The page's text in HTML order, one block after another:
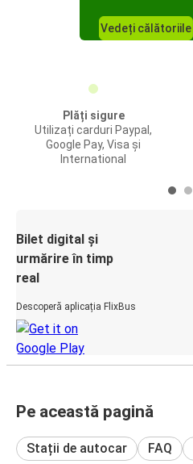
Vedeți călătoriile
Plăți sigure
Utilizați carduri Paypal,
Google Pay, Visa și
International
Bilet digital și
urmărire în timp
real
Descoperă aplicația FlixBus
Pe această pagină
Stații de autocar FAQ